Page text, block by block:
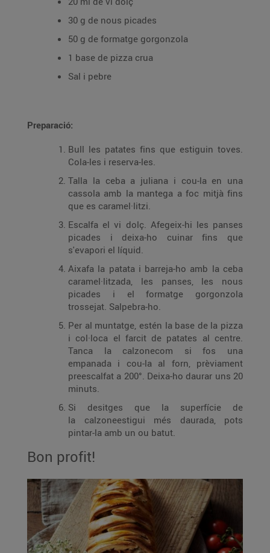
30 g de nous picades
50 g de formatge gorgonzola
1 base de pizza crua
Sal i pebre
Preparació:
Bull les patates fins que estiguin toves.
Cola-les i reserva-les.
Talla la ceba a juliana i cou-la en una
cassola amb la mantega a foc mitjà fins
que es caramel·litzi.
Escalfa el vi dolç. Afegeix-hi les panses
picades i deixa-ho cuinar fins que
s'evapori el líquid.
Aixafa la patata i barreja-ho amb la ceba
caramel·litzada, les panses, les nous
picades i el formatge gorgonzola
trossejat. Salpebra-ho.
Per al muntatge, estén la base de la pizza
i col·loca el farcit de patates al centre.
Tanca la calzonecom si fos una
empanada i cou-la al forn, prèviament
preescalfat a 200°. Deixa-ho daurar uns 20
minuts.
Si desitges que la superfície de
la calzoneestigui més daurada, pots
pintar-la amb un ou batut.
Bon profit!